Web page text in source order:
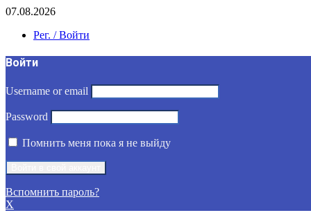
07.08.2026
Рег. / Войти
Войти
Username or email
Password
Помнить меня пока я не выйду
Вспомнить пароль?
X